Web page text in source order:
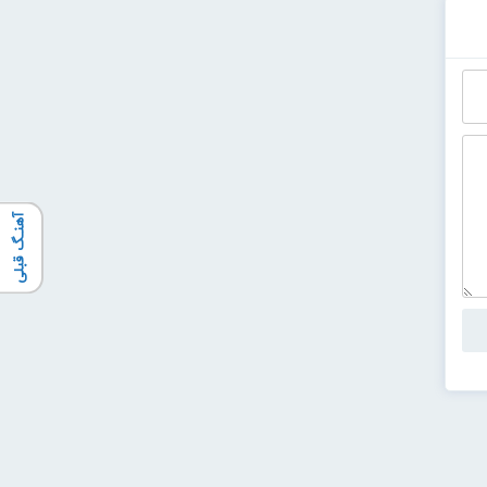
آهنـگ قبلی